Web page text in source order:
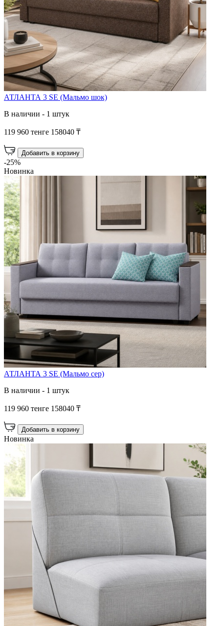
АТЛАНТА 3 SE (Мальмо шок)
В наличии - 1 штук
119 960 тенге 158040 ₸
Добавить в корзину
-25%
Новинка
АТЛАНТА 3 SE (Мальмо сер)
В наличии - 1 штук
119 960 тенге 158040 ₸
Добавить в корзину
Новинка